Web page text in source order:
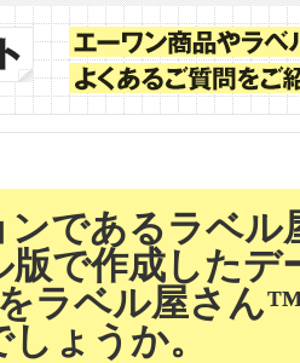
ンであるラベ
版で作成したデ
ラベル屋さん
ょうか。